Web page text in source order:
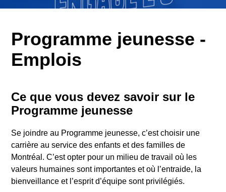
Programme jeunesse -
Emplois
Ce que vous devez savoir sur le
Programme jeunesse
Se joindre au Programme jeunesse, c’est choisir une
carrière au service des enfants et des familles de
Montréal. C’est opter pour un milieu de travail où les
valeurs humaines sont importantes et où l’entraide, la
bienveillance et l’esprit d’équipe sont privilégiés.